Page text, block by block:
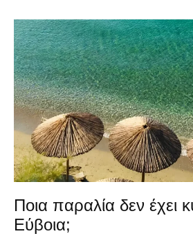
Ποια παραλία δεν έχει
Εύβοια;